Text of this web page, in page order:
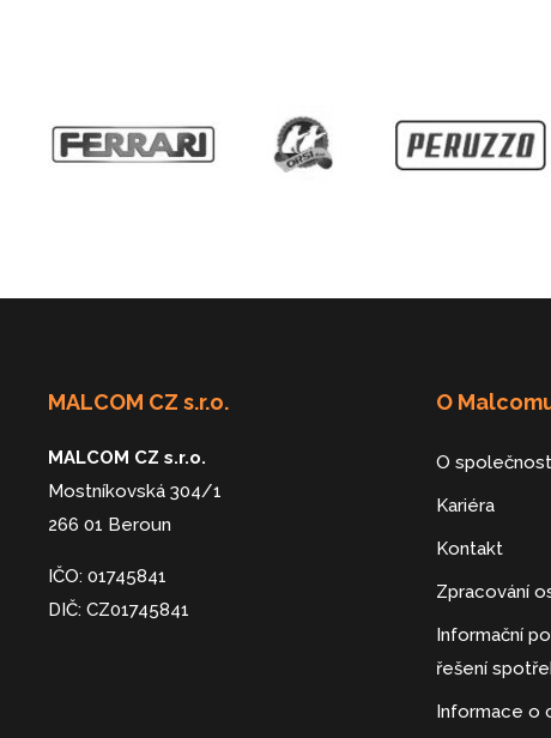
MALCOM CZ s.r.o.
MALCOM CZ s.r.o.
Mostníkovská 304/1
266 01 Beroun
IČO: 01745841
DIČ: CZ01745841
O
O
Kariéra
Kontakt
Zpracování
Informační
řešení
Informace o